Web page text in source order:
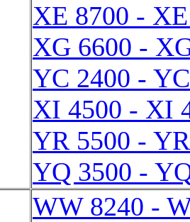
XE 8700 -
XG 6600 -
YC 2400 -
XI 4500 - XI
YR 5500 -
YQ 3500 -
WW 8240 -